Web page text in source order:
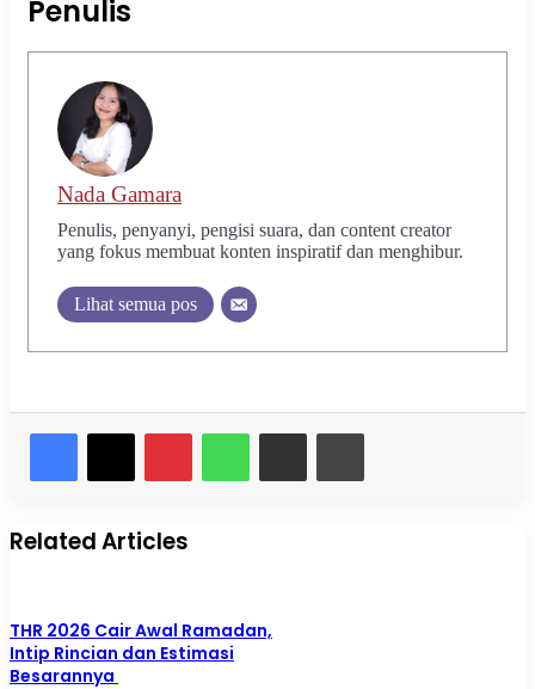
Penulis
Nada Gamara
Penulis, penyanyi, pengisi suara, dan content creator
yang fokus membuat konten inspiratif dan menghibur.
Lihat semua pos
PinterestWhatsAppShare via Email Print
Related Articles
THR 2026 Cair Awal Ramadan,
Intip Rincian dan Estimasi
Besarannya